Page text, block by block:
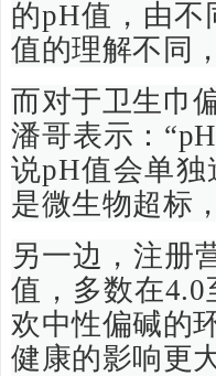
的pH值，由
值的理解不同
而对于卫生巾
潘哥表示：
说pH值会单
是微生物超标
另一边，注册
值，多数在
欢中性偏碱的
健康的影响更